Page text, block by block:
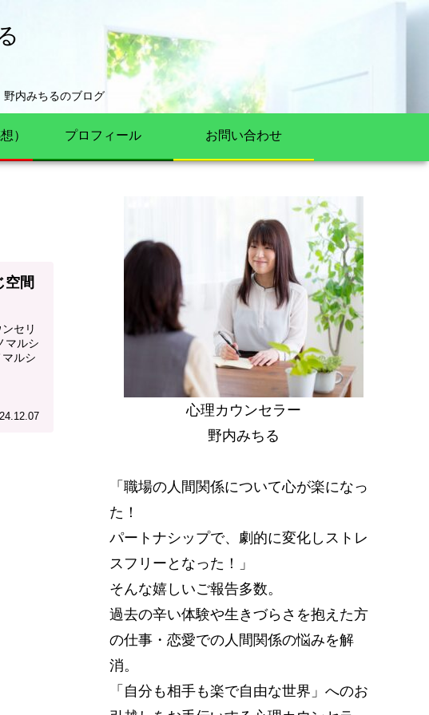
内みちるのブログ
） プロフィール お問い合わせ
空間
セリ
マルシ
ルシ
心理カウンセラー
野内みちる
「職場の人間関係について心が楽になっ
た！
パートナシップで、劇的に変化しストレ
スフリーとなった！」
そんな嬉しいご報告多数。
過去の辛い体験や生きづらさを抱えた方
の仕事・恋愛での人間関係の悩みを解
消。
「自分も相手も楽で自由な世界」へのお